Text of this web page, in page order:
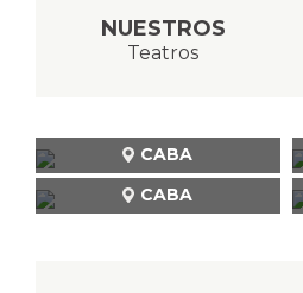
NUESTROS
Teatros
CABA
CABA